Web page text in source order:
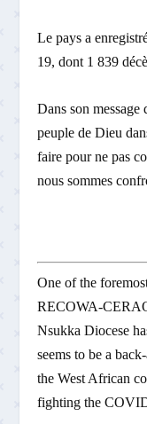
Le pays a
19, dont 1 839
Dans son
peuple de Dieu
faire pour ne pas
nous sommes
One of the
RECOWA-
Nsukka Diocese
seems to be a
the West African
fighting the